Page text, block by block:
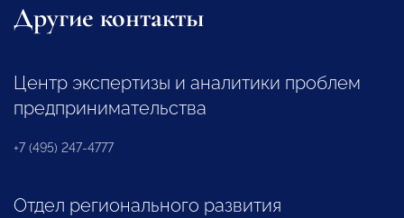
Другие контакты
Центр экспертизы и аналитики проблем
предпринимательства
+7 (495) 247-4777
Отдел регионального развития